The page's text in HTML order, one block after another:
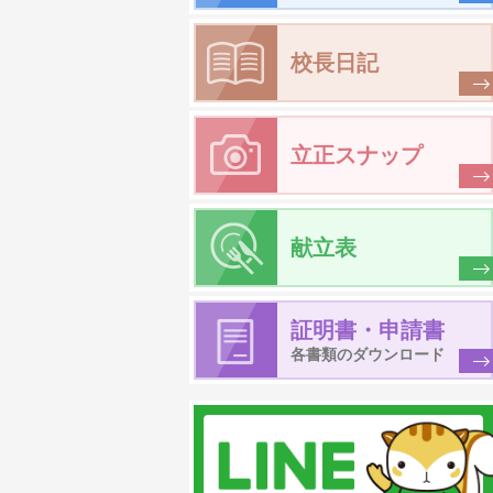
校長日記
立正スナップ
献立表
証明書・申請書
各書類のダウンロード